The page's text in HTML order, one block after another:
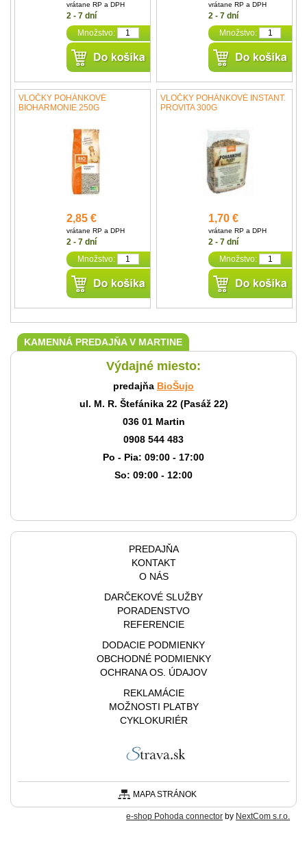
vrátane RP a DPH
2 - 7 dní
Množstvo:
vrátane RP a DPH
2 - 7 dní
Množstvo:
VLOČKY POHÁNKOVÉ
BIOHARMONIE 250G
2,85 €
vrátane RP a DPH
2 - 7 dní
Množstvo:
VLOČKY POHÁNKOVÉ INSTANT.
PROVITA 300G
1,70 €
vrátane RP a DPH
2 - 7 dní
Množstvo:
KAMENNÁ PREDAJŇA V MARTINE
Výdajné miesto:
predajňa BioŠujo
ul. M. R. Štefánika 22 (Pasáž 22)
036 01 Martin
0908 544 483
Po - Pia: 09:00 - 17:00
So: 09:00 - 12:00
PREDAJŇA
KONTAKT
O NÁS
DARČEKOVÉ SLUŽBY
PORADENSTVO
REFERENCIE
DODACIE PODMIENKY
OBCHODNÉ PODMIENKY
OCHRANA OS. ÚDAJOV
REKLAMÁCIE
MOŽNOSTI PLATBY
CYKLOKURIÉR
MAPA STRÁNOK
e-shop Pohoda connector by NextCom s.r.o.